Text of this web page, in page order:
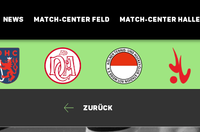
NEWS MATCH-CENTER FELD MATCH-CENTER HALLE
Zurück